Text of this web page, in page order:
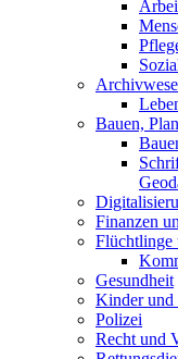
Bauen,
Finanzen
Flüchtlinge
Gesundheit
Kinder und
Polizei
Recht und